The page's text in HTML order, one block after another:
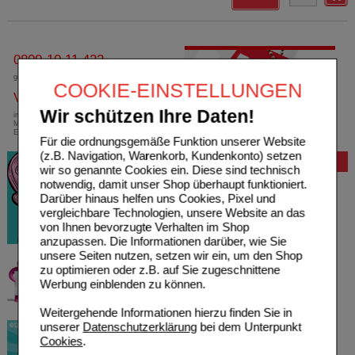
COOKIE-EINSTELLUNGEN
Wir schützen Ihre Daten!
Für die ordnungsgemäße Funktion unserer Website
(z.B. Navigation, Warenkorb, Kundenkonto) setzen
wir so genannte Cookies ein. Diese sind technisch
notwendig, damit unser Shop überhaupt funktioniert.
Darüber hinaus helfen uns Cookies, Pixel und
vergleichbare Technologien, unsere Website an das
von Ihnen bevorzugte Verhalten im Shop
anzupassen. Die Informationen darüber, wie Sie
unsere Seiten nutzen, setzen wir ein, um den Shop
zu optimieren oder z.B. auf Sie zugeschnittene
Werbung einblenden zu können.
Weitergehende Informationen hierzu finden Sie in
unserer Datenschutzerklärungbei dem Unterpunkt
Cookies.
0800-10 11 422
gebührenfreie Rufnummer
Versandkostenfrei
innerhalb Deutschlands bei einem
Mindestbestellwert von 13,99 Euro oder bei
Einsendung eines Kassenrezeptes
Bewertung